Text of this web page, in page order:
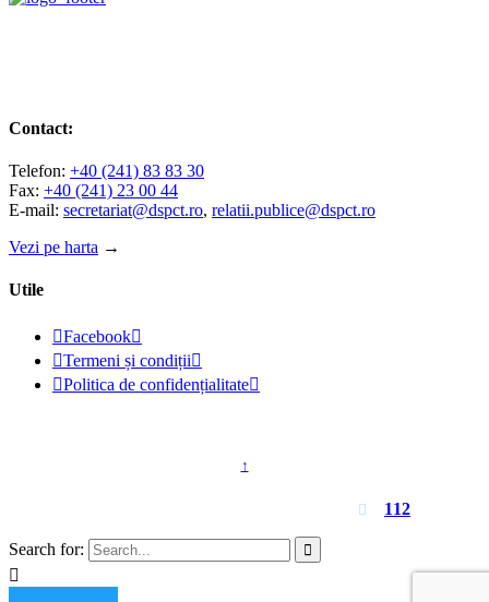
Contact:
Telefon: +40 (241) 83 83 30
Fax: +40 (241) 23 00 44
E-mail: secretariat@dspct.ro, relatii.publice@dspct.ro
Vezi pe harta →
Utile
Facebook
Termeni și condiții
Politica de confidențialitate
↑
 112
Search for: 
